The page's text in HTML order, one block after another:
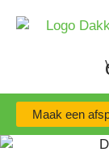
Maak een